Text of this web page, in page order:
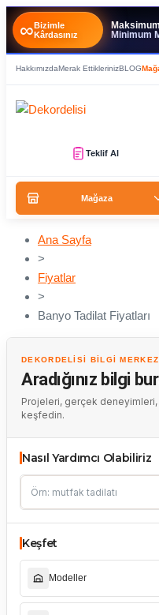
∞Bizimle
Kârdasınız
Minimum
HakkımızdaMerak EttiklerinizBLOG
Teklif Al
Mağaza
Ana Sayfa
>
Fiyatlar
>
Banyo Tadilat Fiyatları
DEKORDELISI BILGI
Aradığınız bilgi
Projeleri, gerçek
keşfedin.
Nasıl Yardımcı Olabiliriz
Keşfet
Modeller